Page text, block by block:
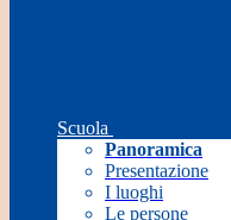
Scuola
Panoramica
Presentazione
I luoghi
Le persone